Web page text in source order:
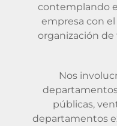
contemplando
empresa con
organización
Nos
públicas,
departamentos